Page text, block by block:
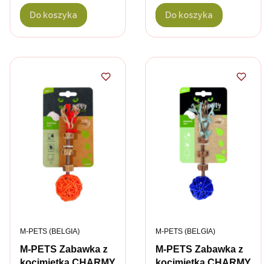
Do koszyka Do koszyka
M-PETS Zabawka z
PRODUCENT
M-PETS (BELGIA)
M-PETS Zabawka z
PRODUCENT
M-PETS (BELGIA)